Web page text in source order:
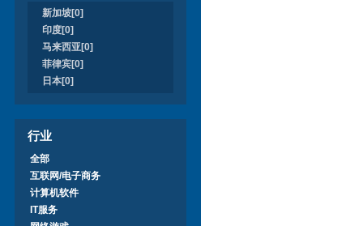
新加坡[0]
印度[0]
马来西亚[0]
菲律宾[0]
日本[0]
行业
全部
互联网/电子商务
计算机软件
IT服务